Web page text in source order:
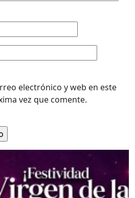
electrónico y web en este
vez que comente.